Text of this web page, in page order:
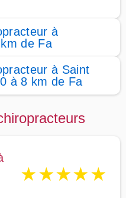
à
de Fa
à Saint
à 8 km de Fa
★★★★★